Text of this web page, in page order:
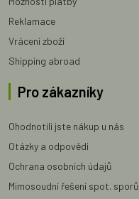
Reklamace
Vrácení zboží
Shipping abroad
Pro zákazníky
Ohodnotili jste nákup u nás
Otázky a odpovědi
Ochrana osobních údajů
Mimosoudní řešení spot. sporů